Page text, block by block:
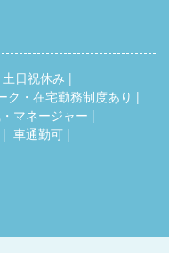
土日祝休み
ク・在宅勤務制度あり
マネージャー
車通勤可